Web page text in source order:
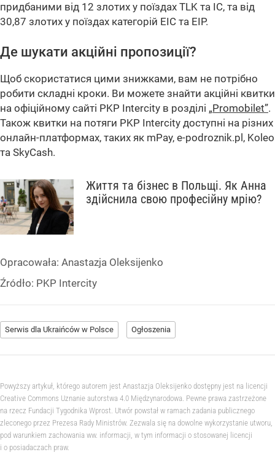
придбаними від 12 злотих у поїздах TLK та IC, та від
30,87 злотих у поїздах категорій EIC та EIP.
Де шукати акційні пропозиції?
Щоб скористатися цими знижками, вам не потрібно
робити складні кроки. Ви можете знайти акційні квитки
на офіційному сайті PKP Intercity в розділі „Promobilet”.
Також квитки на потяги PKP Intercity доступні на різних
онлайн-платформах, таких як mPay, e-podroznik.pl, Koleo
та SkyCash.
Життя та бізнес в Польщі. Як Анна
здійснила свою професійну мрію?
Opracowała: Anastazja Oleksijenko
Źródło: PKP Intercity
Serwis dla Ukraińców w Polsce Ogłoszenia
Powyższy artykuł, którego autorem jest Anastazja Oleksijenko dostępny jest na licencji
Creative Commons Uznanie autorstwa 4.0 Międzynarodowa. Pewne prawa zastrzeżone
na rzecz Fundacji Tygodnika Wprost. Utwór powstał w ramach zadania publicznego
zleconego przez Prezesa Rady Ministrów. Zezwala się na dowolne wykorzystanie utworu,
pod warunkiem zachowania ww. informacji, w tym informacji o stosowanej licencji
i o posiadaczach praw.